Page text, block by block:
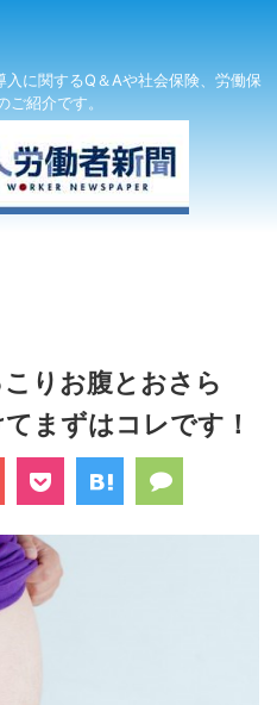
に関するQ＆Aや社会保険、労働保
ご紹介です。
りお腹とおさら
まずはコレです！